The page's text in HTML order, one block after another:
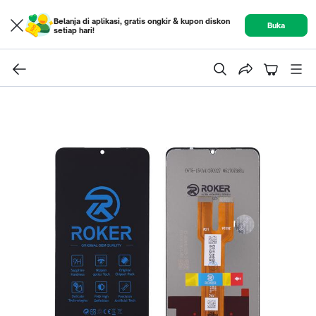
Belanja di aplikasi, gratis ongkir & kupon diskon
setiap hari!
Buka